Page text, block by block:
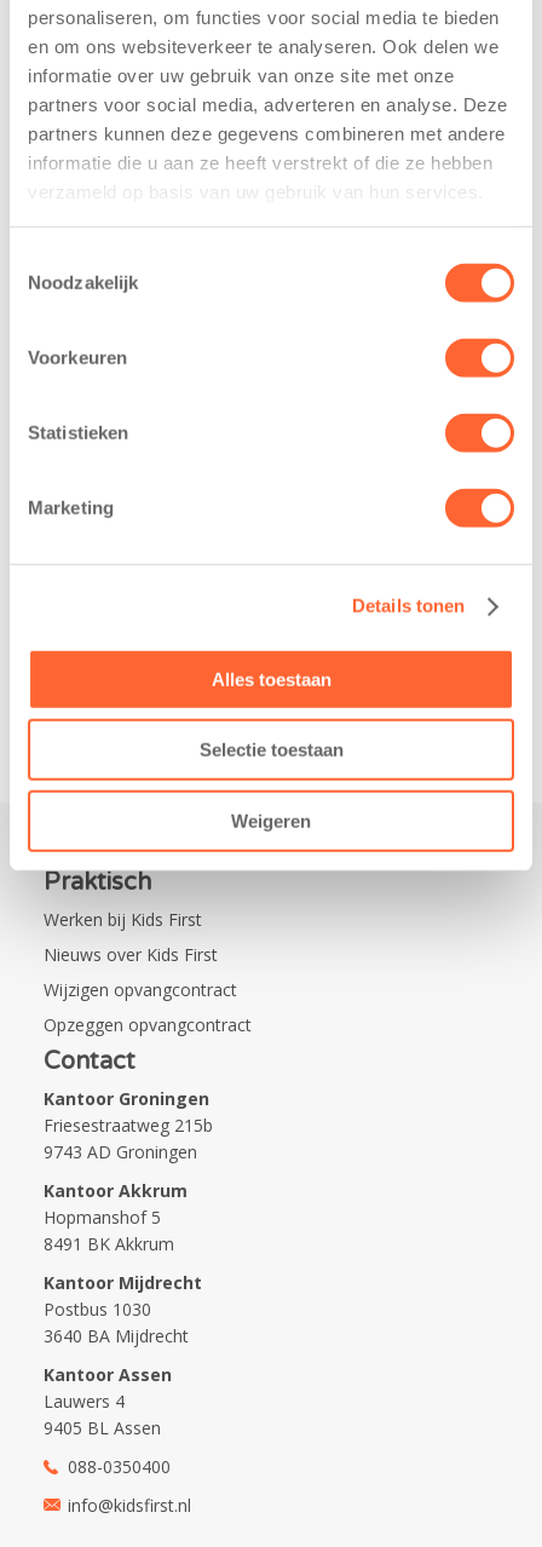
personaliseren, om functies voor social media te bieden
en om ons websiteverkeer te analyseren. Ook delen we
informatie over uw gebruik van onze site met onze
partners voor social media, adverteren en analyse. Deze
partners kunnen deze gegevens combineren met andere
informatie die u aan ze heeft verstrekt of die ze hebben
verzameld op basis van uw gebruik van hun services.
Noodzakelijk
Voorkeuren
Statistieken
Marketing
Details tonen
Alles toestaan
Selectie toestaan
Weigeren
Kinderen BSO
De
Westerburcht
trainen alvast
Mini 4 Mijl
7 augustus 2026
2026 – Kinderen
Eelde trainden
voor de Kids First
kregen een…
Kids First
tekent
koopcontract
voor nieuw
wijk Wiarda in
realisatie van een
de wijk Wiarda in
Leeuwarden Zuid.
Na…
Praktisch
Werken bij Kids First
Nieuws over Kids First
Wijzigen opvangcontract
Opzeggen opvangcontract
Contact
Kantoor Groningen
Friesestraatweg 215b
9743 AD Groningen
Kantoor Akkrum
Hopmanshof 5
8491 BK Akkrum
Kantoor Mijdrecht
Postbus 1030
3640 BA Mijdrecht
Kantoor Assen
Lauwers 4
9405 BL Assen
088-0350400
info@kidsfirst.nl